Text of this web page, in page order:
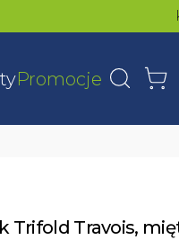
Promocje Wyszukaj
Trifold Travois,